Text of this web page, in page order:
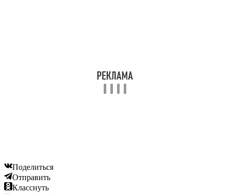
Поделиться
Отправить
Класснуть